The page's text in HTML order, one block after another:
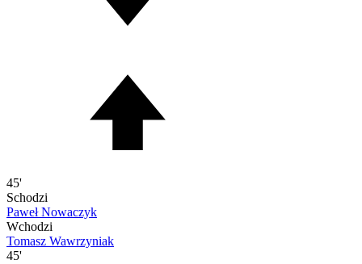
45'
Schodzi
Paweł Nowaczyk
Wchodzi
Tomasz Wawrzyniak
45'